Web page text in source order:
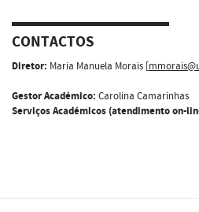
CONTACTOS
Diretor: Maria Manuela Morais [
Gestor Académico: Carolina Camarinhas
Serviços Académicos (atendimento on-